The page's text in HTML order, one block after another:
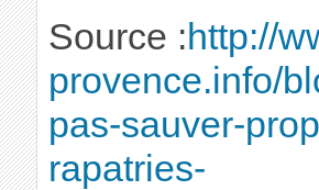
Source :http://
provence.info/
pas-sauver-
rapatries-